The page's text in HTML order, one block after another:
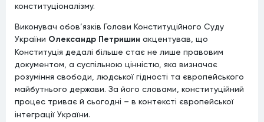
конституціоналізму.
Виконувач обов’язків Голови Конституційного Суду
України Олександр Петришин акцентував, що
Конституція дедалі більше стає не лише правовим
документом, а суспільною цінністю, яка визначає
розуміння свободи, людської гідності та європейського
майбутнього держави. За його словами, конституційний
процес триває й сьогодні – в контексті європейської
інтеграції України.